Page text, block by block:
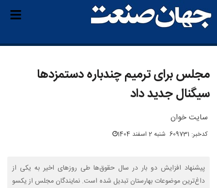
مجلس برای ترمیم چندباره دستمزدها
سیگنال جدید داد
سایت خوان
کدخبر: 609731 شنبه 2 اسفند 1404
پیشنهاد افزایش دو بار در سال حقوق‌ها طی روزهای اخیر به یکی از
داغ‌ترین موضوعات بهارستان تبدیل شده است. نمایندگان مجلس از یکسو